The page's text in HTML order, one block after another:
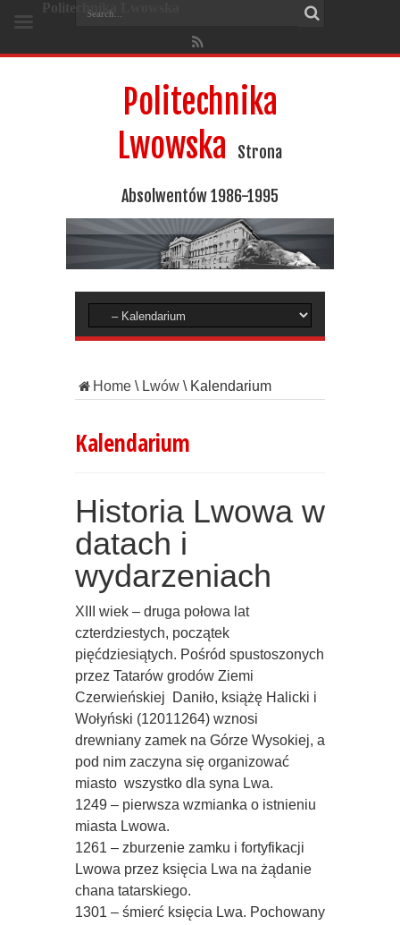
Politechnika
Lwowska
Strona
Absolwentów 1986-1995
Home \ Lwów \ Kalendarium
Kalendarium
Historia Lwowa w
datach i
wydarzeniach
XIII wiek – druga połowa lat
czterdziestych, początek
pięćdziesiątych. Pośród spustoszonych
przez Tatarów grodów Ziemi
Czerwieńskiej  Daniło, książę Halicki i
Wołyński (12011264) wznosi
drewniany zamek na Górze Wysokiej, a
pod nim zaczyna się organizować
miasto  wszystko dla syna Lwa.
1249 – pierwsza wzmianka o istnieniu
miasta Lwowa.
1261 – zburzenie zamku i fortyfikacji
Lwowa przez księcia Lwa na żądanie
chana tatarskiego.
1301 – śmierć księcia Lwa. Pochowany
Politechnika Lwowska